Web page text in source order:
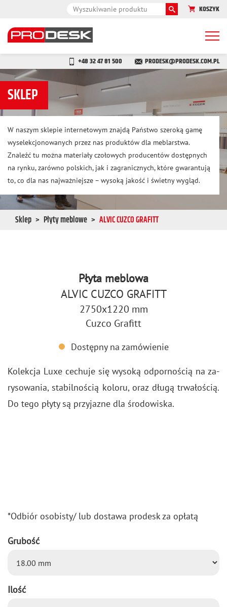
KOSZYK
+48 32 47 81 500 PRODESK@PRODESK.COM.PL
SKLEP
W naszym sklepie internetowym znajdą Państwo szeroką gamę
wyselekcjonowanych przez nas produktów dla meblarstwa.
Znaleźć tu można materiały czołowych producentów dostępnych
na rynku, zarówno polskich, jak i zagranicznych, które gwarantują
to, co dla nas najważniejsze – wysoką jakość i świetny wygląd.
Sklep Płyty meblowe ALVIC CUZCO GRAFITT
Płyta meblowa
ALVIC CUZCO GRAFITT
2750x1220 mm
Cuzco Grafitt
Dostępny na zamówienie
Ko­lek­cja Luxe ce­chu­je się wy­so­ką od­por­no­ścią na za­
ry­so­wa­nia, sta­bil­no­ścią ko­lo­ru, oraz długą trwa­ło­ścią.
Do tego płyty są przy­ja­zne dla śro­do­wi­ska.
*Od­biór oso­bi­sty/ lub do­sta­wa pro­desk za opła­tą
Grubość
Ilość